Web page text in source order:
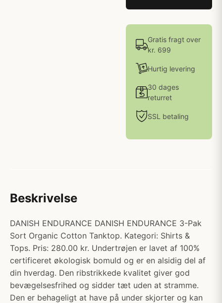
Gratis fragt over
kr. 699
Hurtig levering
30 dages
returret
SSL betaling
Beskrivelse
DANISH ENDURANCE DANISH ENDURANCE 3-Pak
Sort Organic Cotton Tanktop. Kategori: Shirts &
Tops. Pris: 280.00 kr. Undertrøjen er lavet af 100%
certificeret økologisk bomuld og er en alsidig del af
din hverdag. Den ribstrikkede kvalitet giver god
bevægelsesfrihed og sidder tæt uden at stramme.
Den er behageligt at have på under skjorter og kan